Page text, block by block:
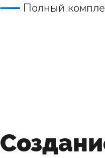
Полный